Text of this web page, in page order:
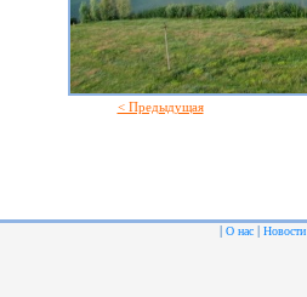
< Предыдущая
| О нас | Новости